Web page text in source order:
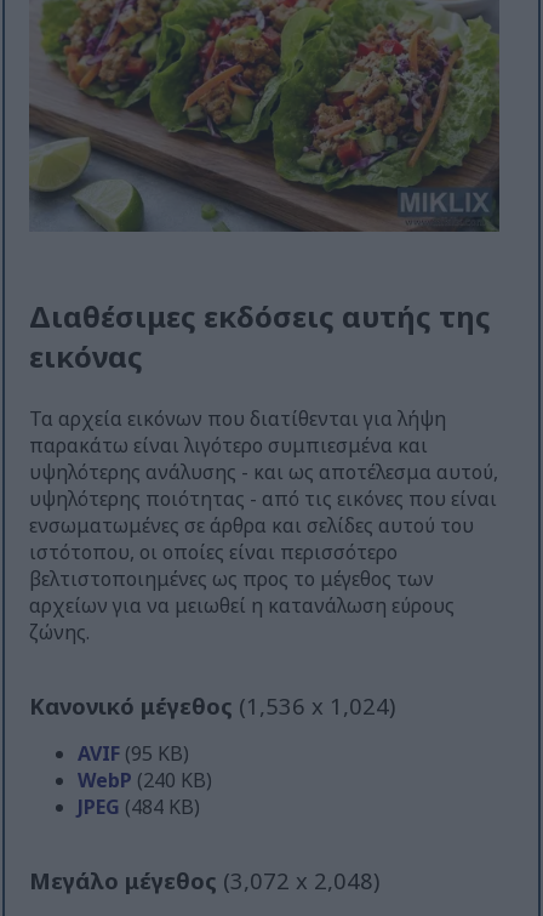
Διαθέσιμες εκδόσεις αυτής της
εικόνας
Τα αρχεία εικόνων που διατίθενται για λήψη
παρακάτω είναι λιγότερο συμπιεσμένα και
υψηλότερης ανάλυσης - και ως αποτέλεσμα αυτού,
υψηλότερης ποιότητας - από τις εικόνες που είναι
ενσωματωμένες σε άρθρα και σελίδες αυτού του
ιστότοπου, οι οποίες είναι περισσότερο
βελτιστοποιημένες ως προς το μέγεθος των
αρχείων για να μειωθεί η κατανάλωση εύρους
ζώνης.
Κανονικό μέγεθος (1,536 x 1,024)
AVIF (95 KB)
WebP (240 KB)
JPEG (484 KB)
Μεγάλο μέγεθος (3,072 x 2,048)